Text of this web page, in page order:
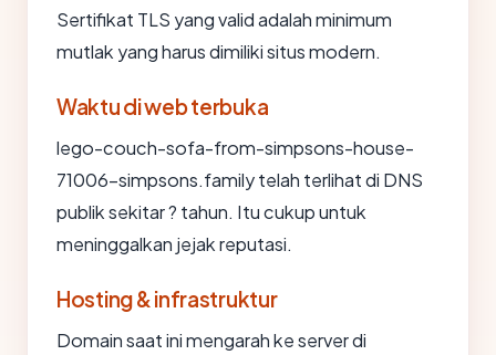
Sertifikat TLS yang valid adalah minimum
mutlak yang harus dimiliki situs modern.
Waktu di web terbuka
lego-couch-sofa-from-simpsons-house-
71006-simpsons.family telah terlihat di DNS
publik sekitar ? tahun. Itu cukup untuk
meninggalkan jejak reputasi.
Hosting & infrastruktur
Domain saat ini mengarah ke server di